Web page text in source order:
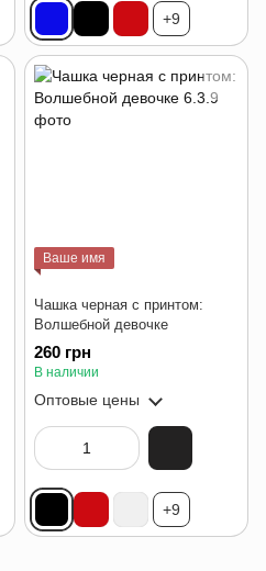
+9
Ваше имя
Чашка черная с принтом:
Волшебной девочке
260 грн
В наличии
Оптовые цены
+9